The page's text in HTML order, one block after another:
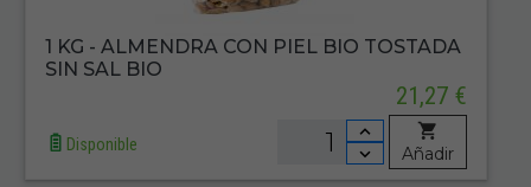
1 KG - ALMENDRA CON PIEL BIO TOSTADA
SIN SAL BIO
21,27 €
Disponible Añadir